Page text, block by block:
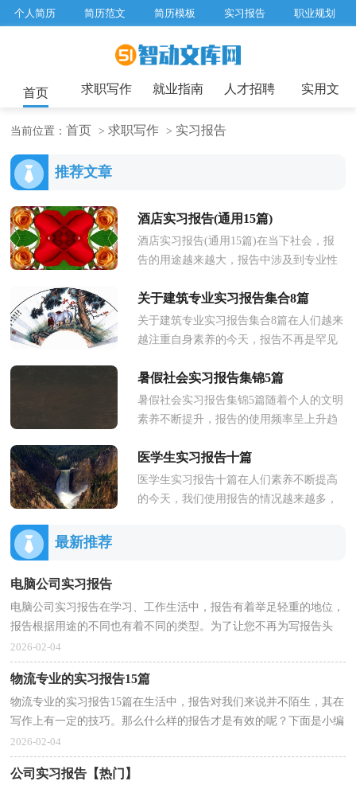
个人简历 简历范文 简历模板 实习报告 职业规划
工作总结 辞职报告
首页 求职写作 就业指南 人才招聘 实用文
当前位置：首页 >求职写作 > 实习报告
推荐文章
酒店实习报告(通用15篇)
酒店实习报告(通用15篇)在当下社会，报
告的用途越来越大，报告中涉及到专业性
才合适呢？以下是小编精心整理的...
关于建筑专业实习报告集合8篇
关于建筑专业实习报告集合8篇在人们越来
越注重自身素养的今天，报告不再是罕见
那么，报告到底怎么写才合适...
暑假社会实习报告集锦5篇
暑假社会实习报告集锦5篇随着个人的文明
素养不断提升，报告的使用频率呈上升趋
前，可以先参考范文，以下是小...
医学生实习报告十篇
医学生实习报告十篇在人们素养不断提高
的今天，我们使用报告的情况越来越多，
最新推荐
电脑公司实习报告
电脑公司实习报告在学习、工作生活中，报告有着举足轻重的地位，
报告根据用途的不同也有着不同的类型。为了让您不再为写报告头
疼，下面是小编为大家收集的电脑公司实习报告，供大家...
2026-02-04
物流专业的实习报告15篇
物流专业的实习报告15篇在生活中，报告对我们来说并不陌生，其在
写作上有一定的技巧。那么什么样的报告才是有效的呢？下面是小编
帮大家整理的物流专业的实习报告，仅供参考，大家一起...
2026-02-04
公司实习报告【热门】